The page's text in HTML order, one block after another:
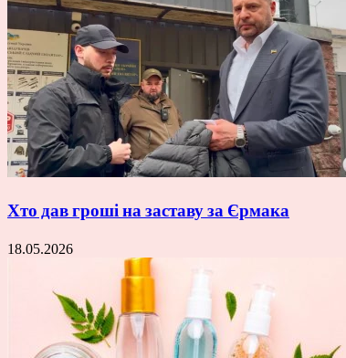
Хто дав гроші на заставу за Єрмака
18.05.2026